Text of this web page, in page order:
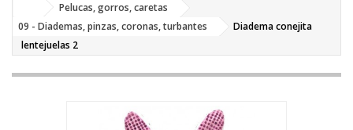
DISFRACES PARA ADULTOS
+
DISFRACES INFANTILES
+
COMPLEMENTOS
Pelucas, gorros, caretas
09 - Diademas, pinzas, coronas, turbantes
Diadema conejita
lentejuelas 2